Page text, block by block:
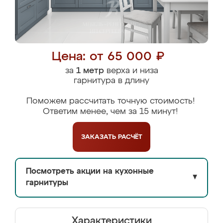
Цена: от 65 000 ₽
за 1 метрверха и низа
гарнитура в длину
Поможем рассчитать точную стоимость!
Ответим менее, чем за 15 минут!
ЗАКАЗАТЬ РАСЧЁТ
Посмотреть акции на кухонные
гарнитуры
▼
Характеристики